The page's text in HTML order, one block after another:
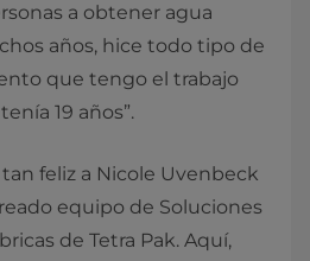
a obtener agua
años, hice todo tipo de
que tengo el trabajo
19 años”.
feliz a Nicole Uvenbeck
equipo de Soluciones
de Tetra Pak. Aquí,